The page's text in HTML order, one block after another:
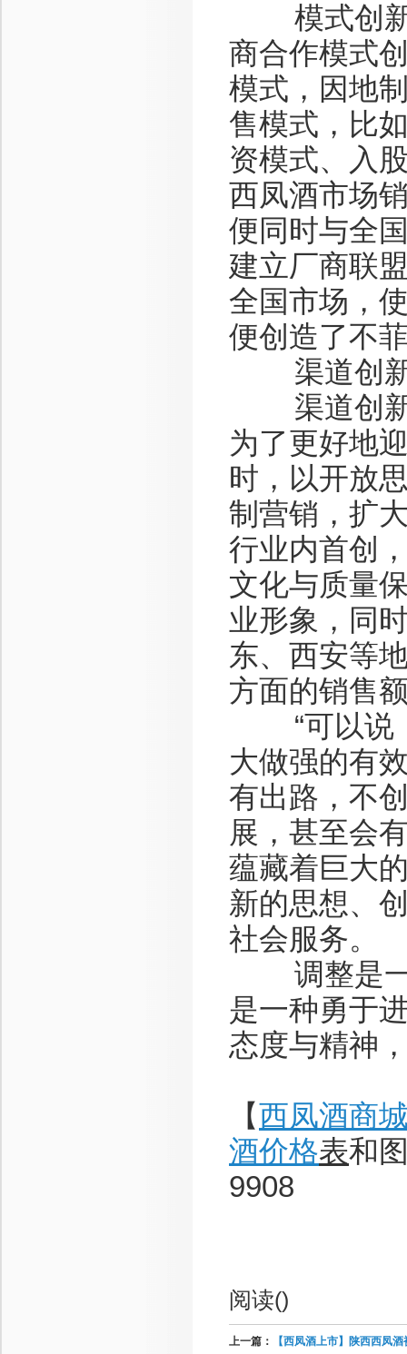
模式创新
商合作模式
模式，因地
售模式，比
资模式、入
西凤酒市场
便同时与全
建立厂商联
全国市场，
便创造了不
渠道创
渠道创新
为了更好地
时，以开放
制营销，扩
行业内首创
文化与质量
业形象，同
东、西安等
方面的销售
“可以说，
大做强的有
有出路，不
展，甚至会
蕴藏着巨大
新的思想、
社会服务。
调整是一
是一种勇于
态度与精神
【西凤酒商
酒价格表和
9908
阅读()
上一篇： 【西凤酒上市】陕西西凤